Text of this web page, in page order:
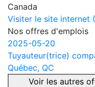
Canada
Visiter le site internet
Nos offres d'emplois
2025-05-20
Tuyauteur(trice)
Québec, QC
Voir les autres